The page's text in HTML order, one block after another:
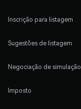
Inscrição para listagem
Sugestões de listagem
Negociação de simulação
Imposto